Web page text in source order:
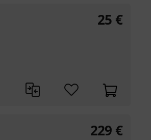
25 €
229 €